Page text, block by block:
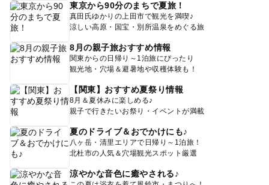
東京から90分のまちで夏旅！
真田氏ゆかりの上田市で観光を満喫♪
涼しい高原・国宝・別所温泉をめぐる旅
8月の親子旅おすすめ情報
関東からの日帰り～1泊旅にぴったり
観光地・穴場＆避暑地や収穫体験も！
【関東】おすすめ夏祭り情報
8月＆夏休みに楽しめる♪
親子で行きたいお祭り・イベントが満載
夏のドライブ＆おでかけにも♪
八ヶ岳・清里エリアで日帰り～1泊旅！
北杜市の人気＆穴場観光スポット厳選
涼やかな音色に癒やされる♪